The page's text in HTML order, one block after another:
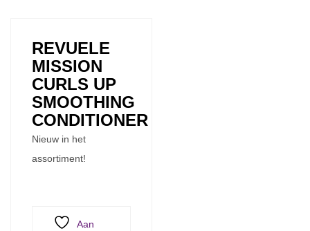
REVUELE
MISSION
CURLS UP
SMOOTHING
CONDITIONER
Nieuw in het
assortiment!
Aan